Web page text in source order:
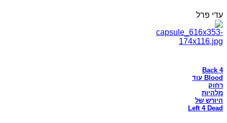
עדי פרל
Back 4
Blood עוד
רחוק
מלהיות
היורש של
Left 4 Dead